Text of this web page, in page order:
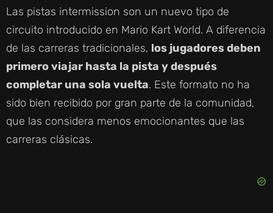
Y
V
I
D
Las pistas intermission son un nuevo tipo de
circuito introducido en Mario Kart World. A diferencia
de las carreras tradicionales, los jugadores deben
primero viajar hasta la pista y después
completar una sola vuelta. Este formato no ha
sido bien recibido por gran parte de la comunidad,
que las considera menos emocionantes que las
carreras clásicas.